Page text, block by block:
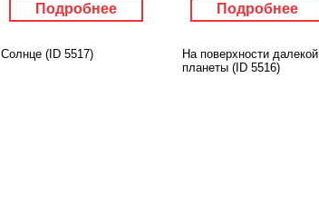
Подробнее Подробнее
Солнце (ID 5517)
На поверхности далекой
планеты (ID 5516)